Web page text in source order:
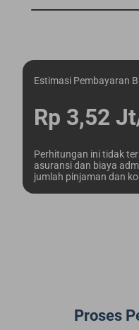
Estimasi Pembayaran
Rp 3,52
Perhitungan ini tidak
asuransi dan biaya
jumlah pinjaman dan
Proses